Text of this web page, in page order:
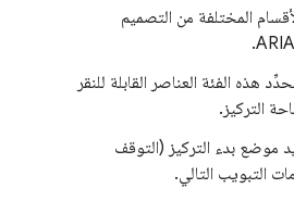
المختلفة من التصميم
هذه الفئة العناصر القابلة للنقر
التركيز.
موضع بدء التركيز (التوقف
التبويب التالي.